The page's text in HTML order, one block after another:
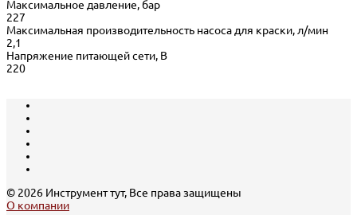
Максимальное давление, бар
227
Максимальная производительность насоса для краски, л/мин
2,1
Напряжение питающей сети, В
220
© 2026 Инструмент тут, Все права защищены
О компании